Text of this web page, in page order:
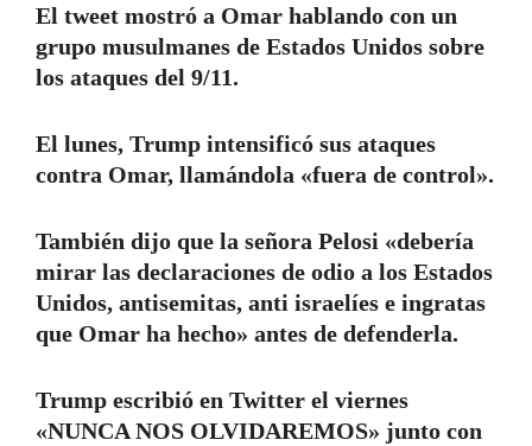
El tweet mostró a Omar hablando con un
grupo musulmanes de Estados Unidos sobre
los ataques del 9/11.
El lunes, Trump intensificó sus ataques
contra Omar, llamándola «fuera de control».
También dijo que la señora Pelosi «debería
mirar las declaraciones de odio a los Estados
Unidos, antisemitas, anti israelíes e ingratas
que Omar ha hecho» antes de defenderla.
Trump escribió en Twitter el viernes
«NUNCA NOS OLVIDAREMOS» junto con